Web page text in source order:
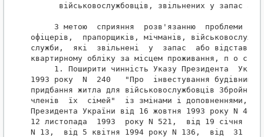
військовослужбовців, звільнених у запас або
З метою  сприяння  розв'язанню  проблеми
офіцерів,  прапорщиків, мічманів,
служби,  які  звільнені  у  запас  або відставку
квартирному обліку за місцем проживання, п о с
1. Поширити чинність Указу Президента
1993 року  N  240   "Про  інвестування
придбання житла для військовослужбовців
членів  їх  сімей"  із змінами і доповненнями,
Президента України від 16 жовтня 1993 року N
12 листопада  1993  року N 521,  від 19 січня
N 13,  від 5 квітня 1994 року N 136,  від  31